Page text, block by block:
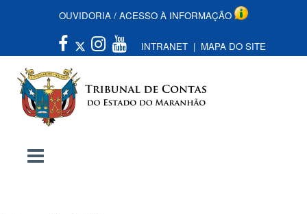
OUVIDORIA / ACESSO À INFORMAÇÃO
INTRANET | MAPA DO SITE